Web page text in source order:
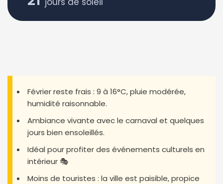
Février reste frais : 9 à 16°C, pluie modérée,
humidité raisonnable.
Ambiance vivante avec le carnaval et quelques
jours bien ensoleillés.
Idéal pour profiter des événements culturels en
intérieur 🎭
Moins de touristes : la ville est paisible, propice